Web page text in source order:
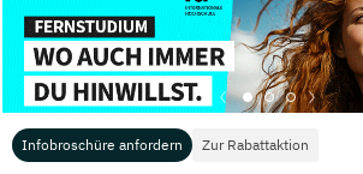
Infobroschüre anfordern Zur Rabattaktion
© Copyright 2026, TarGroup Media GmbH
Impressum
Datenschutzerklärung